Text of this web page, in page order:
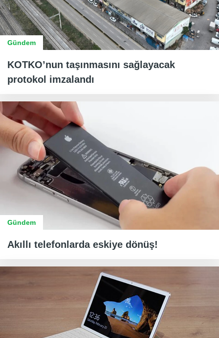
Gündem
KOTKO’nun taşınmasını sağlayacak
protokol imzalandı
Gündem
Akıllı telefonlarda eskiye dönüş!